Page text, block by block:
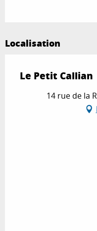
Localisation
Le Petit Callian
14 rue de la